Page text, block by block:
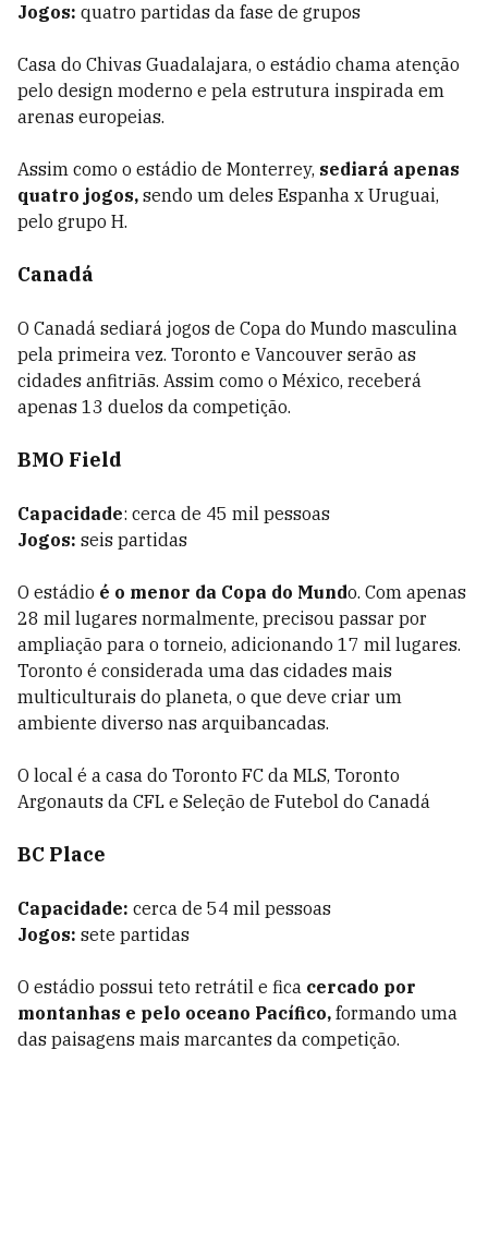
Jogos: quatro partidas da fase de grupos
Casa do Chivas Guadalajara, o estádio chama atenção
pelo design moderno e pela estrutura inspirada em
arenas europeias.
Assim como o estádio de Monterrey, sediará apenas
quatro jogos, sendo um deles Espanha x Uruguai,
pelo grupo H.
Canadá
O Canadá sediará jogos de Copa do Mundo masculina
pela primeira vez. Toronto e Vancouver serão as
cidades anfitriãs. Assim como o México, receberá
apenas 13 duelos da competição.
BMO Field
Capacidade: cerca de 45 mil pessoas
Jogos: seis partidas
O estádio é o menor da Copa do Mundo. Com apenas
28 mil lugares normalmente, precisou passar por
ampliação para o torneio, adicionando 17 mil lugares.
Toronto é considerada uma das cidades mais
multiculturais do planeta, o que deve criar um
ambiente diverso nas arquibancadas.
O local é a casa do Toronto FC da MLS, Toronto
Argonauts da CFL e Seleção de Futebol do Canadá
BC Place
Capacidade: cerca de 54 mil pessoas
Jogos: sete partidas
O estádio possui teto retrátil e fica cercado por
montanhas e pelo oceano Pacífico, formando uma
das paisagens mais marcantes da competição.